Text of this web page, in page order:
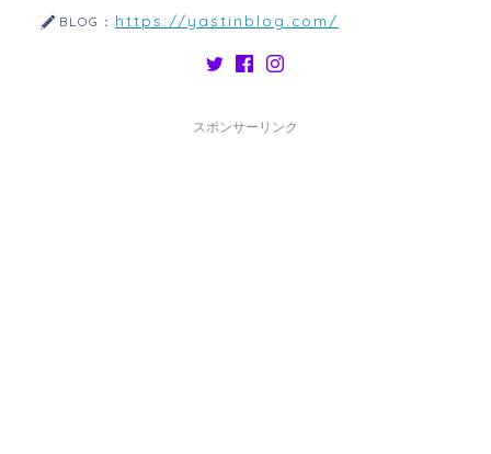
BLOG： https://yastinblog.com/
スポンサーリンク